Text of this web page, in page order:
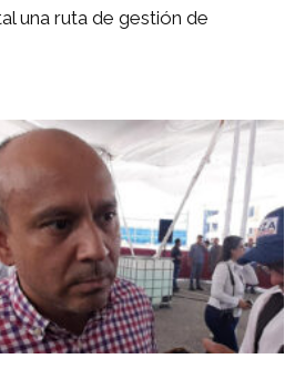
una ruta de gestión de